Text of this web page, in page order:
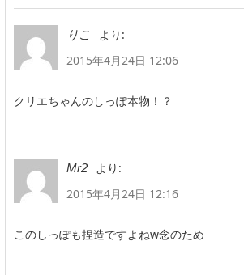
りこ
より:
2015年4月24日 12:06
クリエちゃんのしっぽ本物！？
Mr2
より:
2015年4月24日 12:16
このしっぽも捏造ですよねw念のため